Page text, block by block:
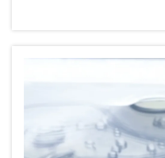
كمرحلة مستمرة من